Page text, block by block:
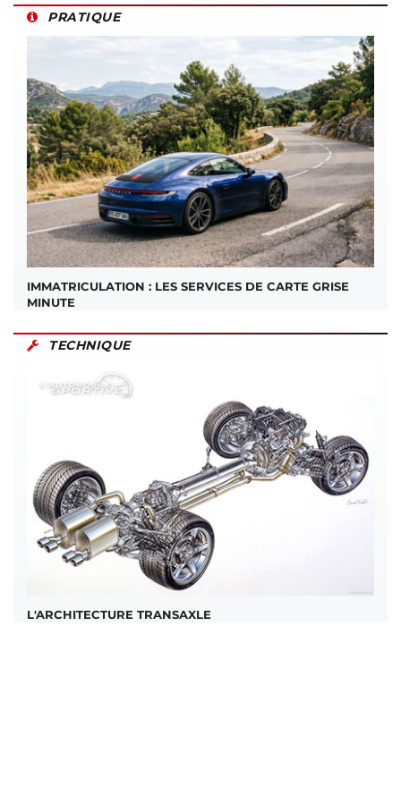
PRATIQUE
IMMATRICULATION : LES SERVICES DE CARTE GRISE
MINUTE
TECHNIQUE
L'ARCHITECTURE TRANSAXLE